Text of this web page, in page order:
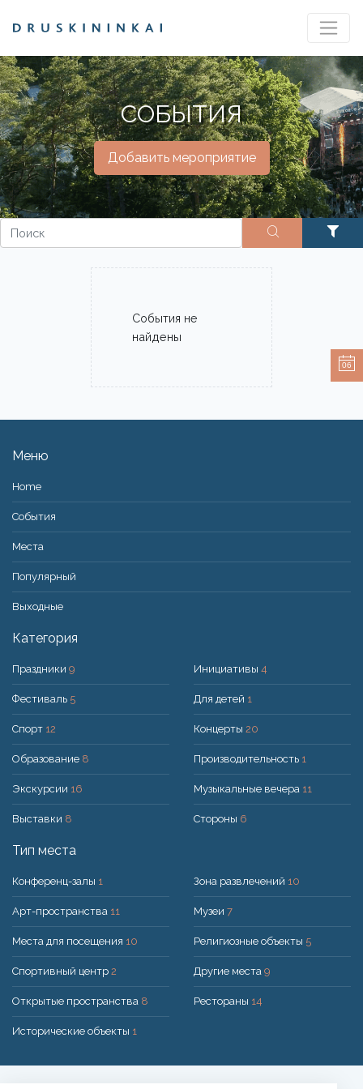
СОБЫТИЯ
Добавить мероприятие
События не
найдены
Меню
Home
События
Места
Популярный
Bыходные
Категория
Праздники 9
Фестиваль 5
Спорт 12
Образование 8
Экскурсии 16
Выставки 8
Инициативы 4
Для детей 1
Концерты 20
Производительность 1
Музыкальные вечера 11
Стороны 6
Тип места
Конференц-залы 1
Арт-пространства 11
Места для посещения 10
Спортивный центр 2
Открытые пространства 8
Исторические объекты 1
Зона развлечений 10
Музеи 7
Религиозные объекты 5
Другие места 9
Рестораны 14
06